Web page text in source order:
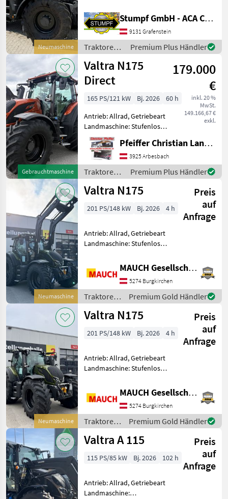
Neumaschine
Turbolader mit
Ladeluftkühlung,
Höchstgeschwindigkeit in
km/h: 40 km/h, Getriebeart
Landmaschine: Stufenlos
Stumpf GmbH - ACA Center Stumpf
9131 Grafenstein
Traktoren /
Valtra
Premium Plus Händler
Gebrauchtmaschine
Valtra N175
Direct
179.000
€
inkl. 20 %
MwSt.
149.166,67 €
exkl.
165 PS/121 kW Bj. 2026
60 h
Antrieb: Allrad, Getriebeart
Landmaschine: Stufenloses
Getriebe, Plattform: Kabine,
Zapfwellendrehzahl:
540/540E/1000,
Höchstgeschwindigkeit in
km/h: 50 km/h, Aufladung:
Pfeiffer Christian Landtechnik
3925 Arbesbach
Traktoren /
Valtra
Premium Plus Händler
Neumaschine
Valtra N175
Preis
auf
Anfrage
201 PS/148 kW Bj. 2026 4 h
Antrieb: Allrad, Getriebeart
Landmaschine: Stufenloses
Zapfwellendrehzahl:
540/540E/1000,
Höchstgeschwindigkeit in
km/h: 50 km/h, Aufladung:
MAUCH Gesellschaft m.b.H. & Co.KG
5274 Burgkirchen
Traktoren
/ Valtra
Premium Gold Händler
Neumaschine
Valtra N175
Preis
auf
Anfrage
201 PS/148 kW Bj. 2026 4 h
Antrieb: Allrad, Getriebeart
Landmaschine: Stufenloses
Zapfwellendrehzahl:
540/540E/1000,
Höchstgeschwindigkeit in
km/h: 50 km/h, Aufladung:
MAUCH Gesellschaft m.b.H. & Co.KG
5274 Burgkirchen
Traktoren
/ Valtra
Premium Gold Händler
Valtra A 115
Preis
auf
Anfrage
115 PS/85 kW Bj. 2026 102 h
Antrieb: Allrad, Getriebeart
Landmaschine: